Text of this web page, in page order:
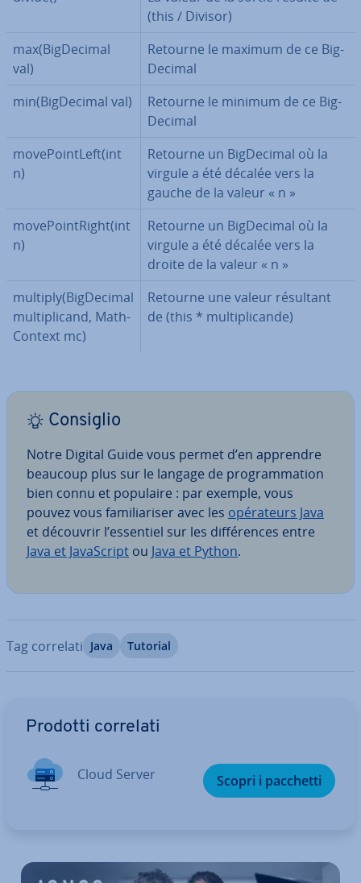
(this / Divisor)
max(Big­De­ci­mal
val)
Retourne le maximum de ce Big­
De­ci­mal
min(Big­De­ci­mal val)
Retourne le minimum de ce Big­
De­ci­mal
mo­ve­Poin­tLeft(int
n)
Retourne un Big­De­ci­mal où la
virgule a été décalée vers la
gauche de la valeur « n »
mo­ve­Poin­tRight(int
n)
Retourne un Big­De­ci­mal où la
virgule a été décalée vers la
droite de la valeur « n »
multiply(Big­De­ci­mal
mul­ti­pli­cand, Ma­th­
Con­text mc)
Retourne une valeur résultant
de (this * mul­ti­pli­can­de)
Consiglio
Notre Digital Guide vous permet d’en apprendre
beaucoup plus sur le langage de pro­gram­ma­tion
bien connu et populaire : par exemple, vous
pouvez vous fa­mi­lia­ri­ser avec les opé­ra­teurs Java
et découvrir l’essentiel sur les dif­fé­ren­ces entre
Java et Ja­va­Script ou Java et Python.
Tag correlati Java Tutorial
Prodotti correlati
Cloud Server Scopri i pacchetti